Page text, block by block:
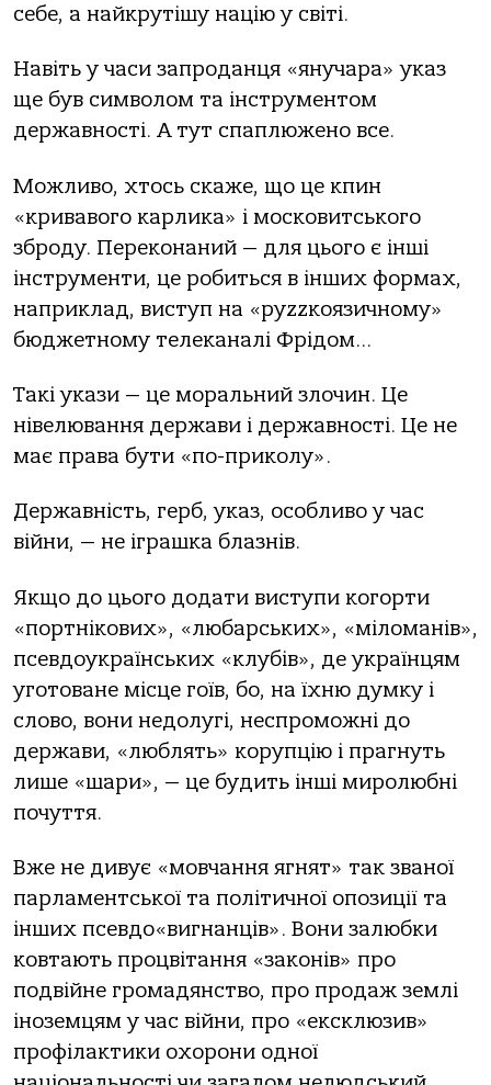
себе, а найкрутішу націю у світі.
Навіть у часи запроданця «янучара» указ
ще був символом та інструментом
державності. А тут спаплюжено все.
Можливо, хтось скаже, що це кпин
«кривавого карлика» і московитського
зброду. Переконаний — для цього є інші
інструменти, це робиться в інших формах,
наприклад, виступ на «руzzкоязичному»
бюджетному телеканалі Фрідом…
Такі укази — це моральний злочин. Це
нівелювання держави і державності. Це не
має права бути «по-приколу».
Державність, герб, указ, особливо у час
війни, — не іграшка блазнів.
Якщо до цього додати виступи когорти
«портнікових», «любарських», «міломанів»,
псевдоукраїнських «клубів», де українцям
уготоване місце гоїв, бо, на їхню думку і
слово, вони недолугі, неспроможні до
держави, «люблять» корупцію і прагнуть
лише «шари», — це будить інші миролюбні
почуття.
Вже не дивує «мовчання ягнят» так званої
парламентської та політичної опозиції та
інших псевдо«вигнанців». Вони залюбки
ковтають процвітання «законів» про
подвійне громадянство, про продаж землі
іноземцям у час війни, про «ексклюзив»
профілактики охорони одної